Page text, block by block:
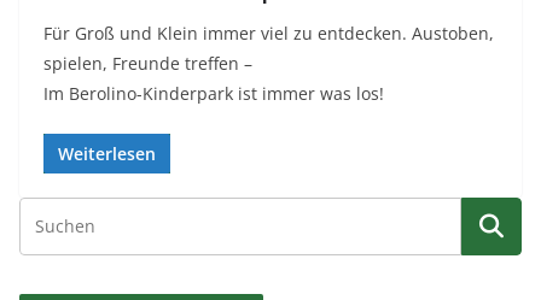
Für Groß und Klein immer viel zu entdecken. Austoben,
spielen, Freunde treffen –
Im Berolino-Kinderpark ist immer was los!
Weiterlesen